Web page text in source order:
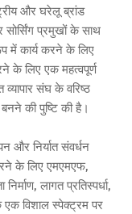
और घरेलू ब्रांड
प्रमुखों के साथ
में कार्य करने के लिए
के लिए एक महत्वपूर्ण
संघ के वरिष्ठ
की पुष्टि की है।
और निर्यात संवर्धन
के लिए एमएमएफ,
लागत प्रतिस्पर्धा,
विशाल स्पेक्ट्रम पर